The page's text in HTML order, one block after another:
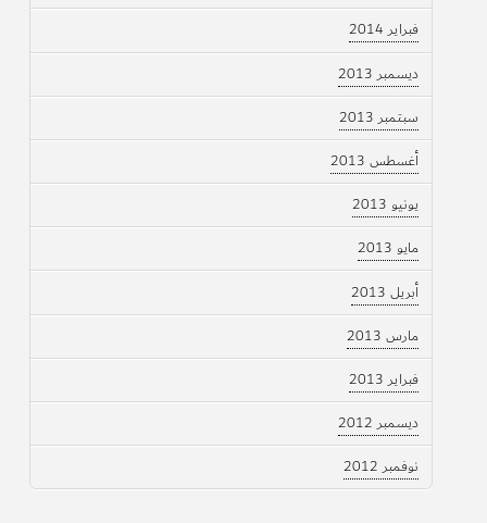
فبراير 2014
ديسمبر 2013
سبتمبر 2013
أغسطس 2013
يونيو 2013
مايو 2013
أبريل 2013
مارس 2013
فبراير 2013
ديسمبر 2012
نوفمبر 2012